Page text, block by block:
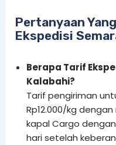
Pertanyaan
Ekspedisi
Berapa Tarif
Kalabahi?
Tarif pengiriman
Rp12.000/kg
kapal Cargo
hari setelah